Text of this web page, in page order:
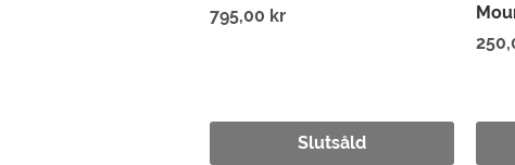
Pris
795,00 kr
Slutsåld
Pris